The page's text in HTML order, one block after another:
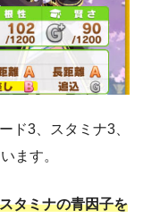
ド3、スタミナ3、
ます。
スタミナの青因子を